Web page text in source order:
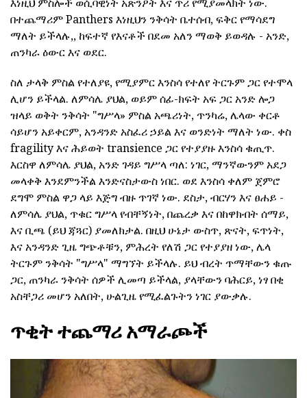
በተጨማሪም Panthers እነዚህን ንቅሳት ቤተሰብ, ፍቅር የማሳደግ
ማለት ይችላሉ,, ከፍተኛ የእናቶች በደመ አለን ማወቅ ይወዳሉ - አንድ,
ጠንካራ ዕውር እና ወደር.
ስለ ታላቅ ምስል የተለያዩ, የሚያምር እንስሳ የተለየ ትርጉም ጋር የተሞላ
ሊሆን ይችላል. ለምሳሌ ያህል, ወይም ሰፊ-ክፍት አፍ ጋር አንድ ሎጋ
ዝላይ ወቅት ንቅሳት "ግሥላ» ምስል አጫሪነት, ጥንካሬ, ሌላው ቀርቶ
ሳይሆን አይቀርም, አንዳንድ አስፈሪ ኃይል እና ወንድነት ማለት ነው. ቀስ
fragility እና ሕይወት transience ጋር የተያያዙ እንስሳ ቁጢጥ.
እርስዋ ለምሳሌ ያህል, አንድ ገዳይ ግሥላ ጣለ: ነገር, ማንኛውንም አደጋ
መላቀቅ እንደምንችል እንድናስታውስ ነበር. ወደ እንስሳ ቀለም ጀምሮ
ደግሞ ምስል ዋጋ ላይ እጅግ ብዙ ጥገኛ ነው. ደስታ, ብርሃን እና ፀሐይ -
ለምሳሌ ያህል, ጥቁር ግሥላ የብቸኝነት, በጨረቃ እና በከዋክብት ሰማይ,
እና ቢጫ (ይህ ጃጓር) ያመለክታል. በዚህ ሁኔታ ውስጥ, ጽናት, ፍጥነት,
እና አንዳንድ ጊዜ ግጭቶቹን, ምሕረት የለሽ ጋር የተያያዘ ነው, ሌላ
ትርጉም ንቅሳት "ግሥላ" ማግኘት ይችላሉ. ይህ ብረት ጥማቸውን ቁጡ
ጋር, ጠንካራ ንቅሳት ሰዎች ሊመጣ ይችላል, ያላቸውን ባሕርይ, ነፃ በቂ
አስቸጋሪ መሆን አለበት, ሁልጊዜ የሚፈልጉትን ነገር ያውቃሉ.
ጥቂት ተጨማሪ አማራጮች